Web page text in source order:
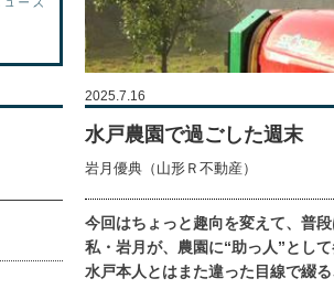
2025.7.16
水戸農園で過ごした週末
岩月優典（山形Ｒ不動産）
今回はちょっと趣向を変えて、普
私・岩月が、農園に“助っ人”とし
水戸本人とはまた違った目線で綴